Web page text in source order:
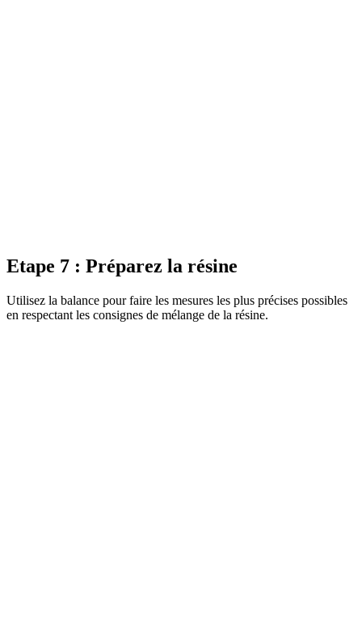
Etape 7 : Préparez la résine
Utilisez la balance pour faire les mesures les plus précises possibles
en respectant les consignes de mélange de la résine.